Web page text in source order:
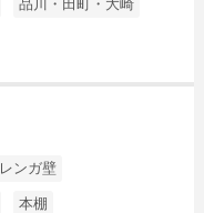
品川・田町・大崎
レンガ壁
本棚